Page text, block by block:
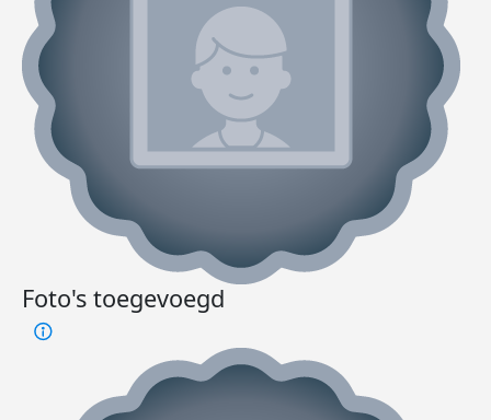
Foto's toegevoegd